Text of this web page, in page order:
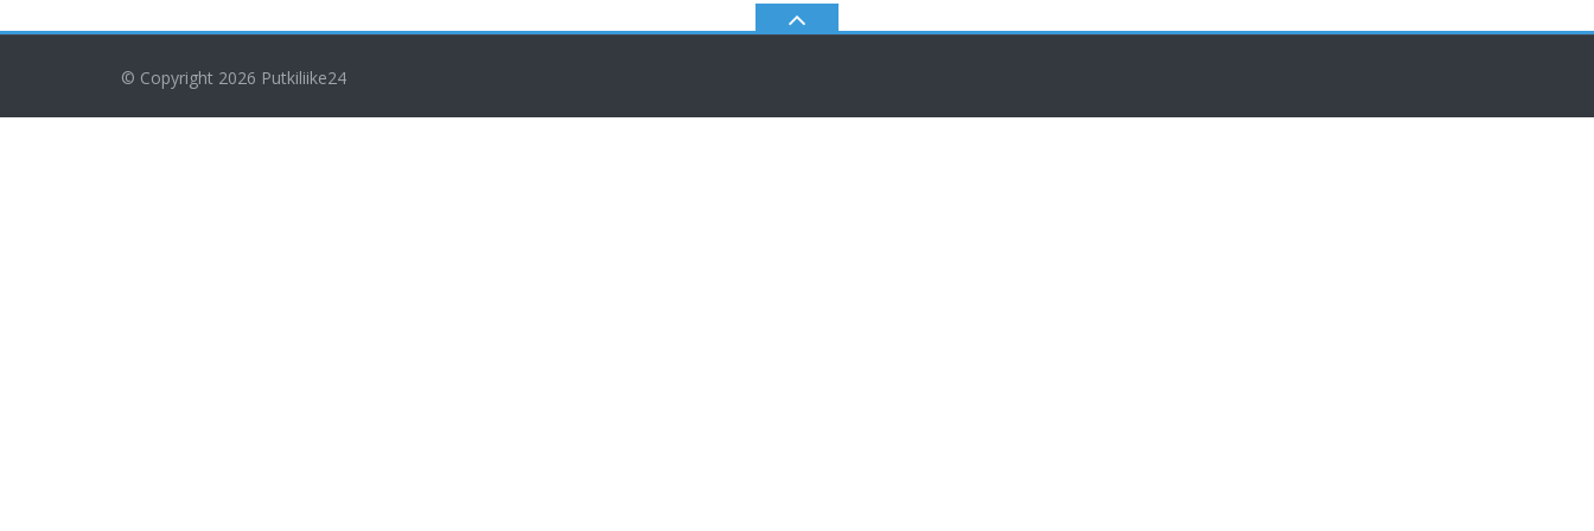
© Copyright 2026 Putkiliike24